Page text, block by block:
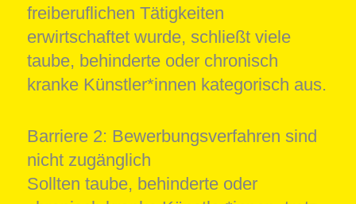
freiberuflichen Tätigkeiten
erwirtschaftet wurde, schließt viele
taube, behinderte oder chronisch
kranke Künstler*innen kategorisch aus.
Barriere 2: Bewerbungsverfahren sind
nicht zugänglich
Sollten taube, behinderte oder